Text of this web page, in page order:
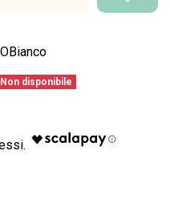
disponibile